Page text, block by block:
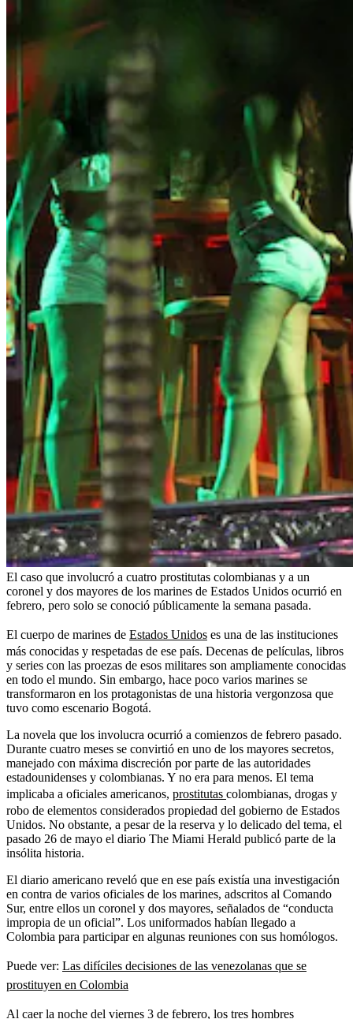
El caso que involucró a cuatro prostitutas colombianas y a un
coronel y dos mayores de los marines de Estados Unidos ocurrió en
febrero, pero solo se conoció públicamente la semana pasada.
El cuerpo de marines de Estados Unidos es una de las instituciones
más conocidas y respetadas de ese país. Decenas de películas, libros
y series con las proezas de esos militares son ampliamente conocidas
en todo el mundo. Sin embargo, hace poco varios marines se
transformaron en los protagonistas de una historia vergonzosa que
tuvo como escenario Bogotá.
La novela que los involucra ocurrió a comienzos de febrero pasado.
Durante cuatro meses se convirtió en uno de los mayores secretos,
manejado con máxima discreción por parte de las autoridades
estadounidenses y colombianas. Y no era para menos. El tema
implicaba a oficiales americanos, prostitutas colombianas, drogas y
robo de elementos considerados propiedad del gobierno de Estados
Unidos. No obstante, a pesar de la reserva y lo delicado del tema, el
pasado 26 de mayo el diario The Miami Herald publicó parte de la
insólita historia.
El diario americano reveló que en ese país existía una investigación
en contra de varios oficiales de los marines, adscritos al Comando
Sur, entre ellos un coronel y dos mayores, señalados de “conducta
impropia de un oficial”. Los uniformados habían llegado a
Colombia para participar en algunas reuniones con sus homólogos.
Puede ver: Las difíciles decisiones de las venezolanas que se
prostituyen en Colombia
Al caer la noche del viernes 3 de febrero, los tres hombres